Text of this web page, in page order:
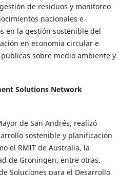
de residuos y monitoreo
nacionales e
en la gestión sostenible del
en economía circular e
sobre medio ambiente y
Solutions Network
de San Andrés, realizó
sostenible y planificación
el RMIT de Australia, la
de Groningen, entre otras.
Soluciones para el Desarrollo